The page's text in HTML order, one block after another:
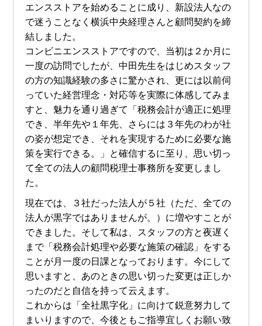
エンスストアを始めることに成り、新設法人なの
で迷うことなく横浜中央経理さんと顧問契約を締
結しました。
コンビニエンスストアですので、当初は２か月に
一度の訪問でしたが、中田先生をはじめスタッフ
の方の知識経験の多さに驚かされ、更には以前伺
っていた経営理念・対応等を実際に体感してみま
すと、魅力を通り過ぎて「税務会計が適正に処理
でき、半年先や１年先、さらには３年先のわが社
の姿が想定でき、それを実現するために必要な施
策を実行できる。」と確信するに至り、思い切っ
て全ての法人の顧問税理士事務所を変更しまし
た。
現在では、３社だった法人が５社（ただ、全ての
法人が黒字ではありませんが。）に増やすことが
できました。そして私は、スタッフの方と夜遅く
まで「税務会計処理や必要な施策の確認」をする
ことが月一度の日課となっております。今にして
思いますと、あのときの思い切った変更は正しか
ったのだと自信を持って云えます。
これからは「全社黒字化」に向けて鋭意努力して
まいりますので、今後ともご指導宜しくお願い致